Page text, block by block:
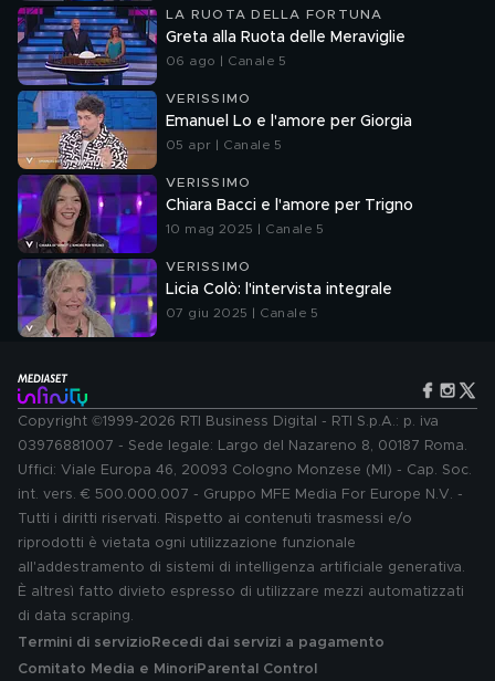
LA RUOTA DELLA FORTUNA
Greta alla Ruota delle Meraviglie
06 ago | Canale 5
VERISSIMO
Emanuel Lo e l'amore per Giorgia
05 apr | Canale 5
VERISSIMO
Chiara Bacci e l'amore per Trigno
10 mag 2025 | Canale 5
VERISSIMO
Licia Colò: l'intervista integrale
07 giu 2025 | Canale 5
Copyright ©1999-2026 RTI Business Digital - RTI S.p.A.: p. iva
03976881007 - Sede legale: Largo del Nazareno 8, 00187 Roma.
Uffici: Viale Europa 46, 20093 Cologno Monzese (MI) - Cap. Soc.
int. vers. € 500.000.007 - Gruppo MFE Media For Europe N.V. -
Tutti i diritti riservati. Rispetto ai contenuti trasmessi e/o
riprodotti è vietata ogni utilizzazione funzionale
all'addestramento di sistemi di intelligenza artificiale generativa.
È altresì fatto divieto espresso di utilizzare mezzi automatizzati
di data scraping.
Termini di servizio Recedi dai servizi a pagamento
Comitato Media e MinoriParental Control